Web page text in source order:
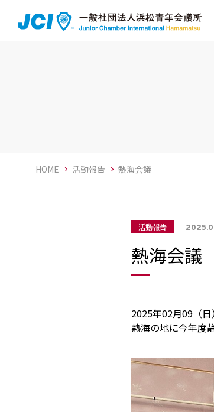
HOME 活動報告 熱海会議
活動報告
熱海会議
2025年02月09（
熱海の地に今年度